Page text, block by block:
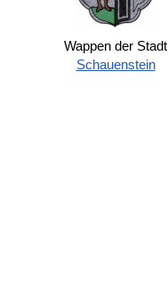
Wappen der Stadt
Schauenstein